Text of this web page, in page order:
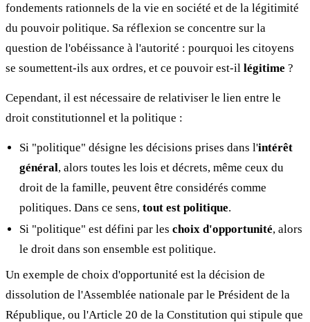
fondements rationnels de la vie en société et de la légitimité
du pouvoir politique. Sa réflexion se concentre sur la
question de l'obéissance à l'autorité : pourquoi les citoyens
se soumettent-ils aux ordres, et ce pouvoir est-il légitime ?
Cependant, il est nécessaire de relativiser le lien entre le
droit constitutionnel et la politique :
Si "politique" désigne les décisions prises dans l'intérêt
général, alors toutes les lois et décrets, même ceux du
droit de la famille, peuvent être considérés comme
politiques. Dans ce sens, tout est politique.
Si "politique" est défini par les choix d'opportunité, alors
le droit dans son ensemble est politique.
Un exemple de choix d'opportunité est la décision de
dissolution de l'Assemblée nationale par le Président de la
République, ou l'Article 20 de la Constitution qui stipule que